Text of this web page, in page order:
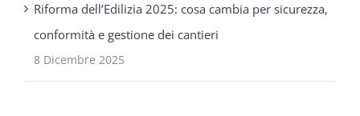
Riforma dell’Edilizia 2025: cosa cambia per sicurezza,
conformità e gestione dei cantieri
8 Dicembre 2025